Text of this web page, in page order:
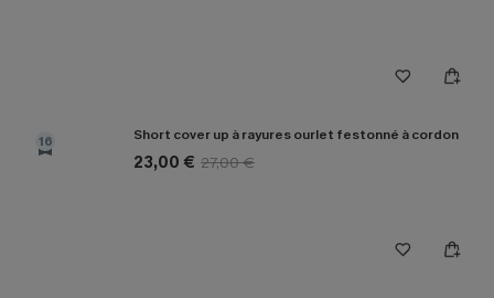
16 Short cover up à rayures ourlet festonné à cordon
23,00 € 27,00 €